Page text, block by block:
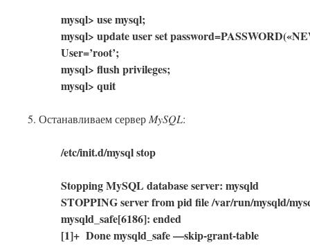
mysql> use mysql;
mysql> update user set
User=’root’;
mysql> flush privileges;
mysql> quit
5. Останавливаем сервер MySQL:
/etc/init.d/mysql stop
Stopping MySQL database server: mysqld
STOPPING server from pid file /var/run/mysqld/
mysqld_safe[6186]: ended
[1]+ Done mysqld_safe —skip-grant-table